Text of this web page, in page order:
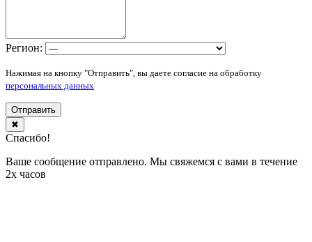
Регион:
Нажимая на кнопку "Отправить", вы даете согласие на обработку
персональных данных
Отправить
✖
Спасибо!
Ваше сообщение отправлено. Мы свяжемся с вами в течение
2х часов